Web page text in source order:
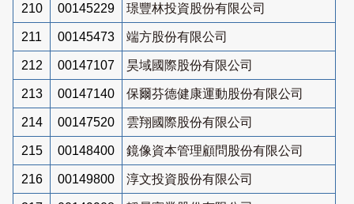
210 00145229 璟豐林投資股份有限公司
211 00145473 端方股份有限公司
212 00147107 昊域國際股份有限公司
213 00147140 保爾芬德健康運動股份有限公司
214 00147520 雲翔國際股份有限公司
215 00148400 鏡像資本管理顧問股份有限公司
216 00149800 淳文投資股份有限公司